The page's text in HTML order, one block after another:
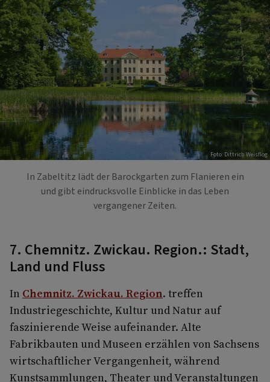
Foto: Dittrich Weisflog
In Zabeltitz lädt der Barockgarten zum Flanieren ein
und gibt eindrucksvolle Einblicke in das Leben
vergangener Zeiten.
7. Chemnitz. Zwickau. Region.: Stadt,
Land und Fluss
In Chemnitz. Zwickau. Region. treffen
Industriegeschichte, Kultur und Natur auf
faszinierende Weise aufeinander. Alte
Fabrikbauten und Museen erzählen von Sachsens
wirtschaftlicher Vergangenheit, während
Kunstsammlungen, Theater und Veranstaltungen